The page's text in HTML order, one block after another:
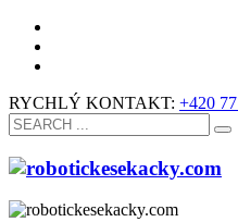
RYCHLÝ KONTAKT: +420